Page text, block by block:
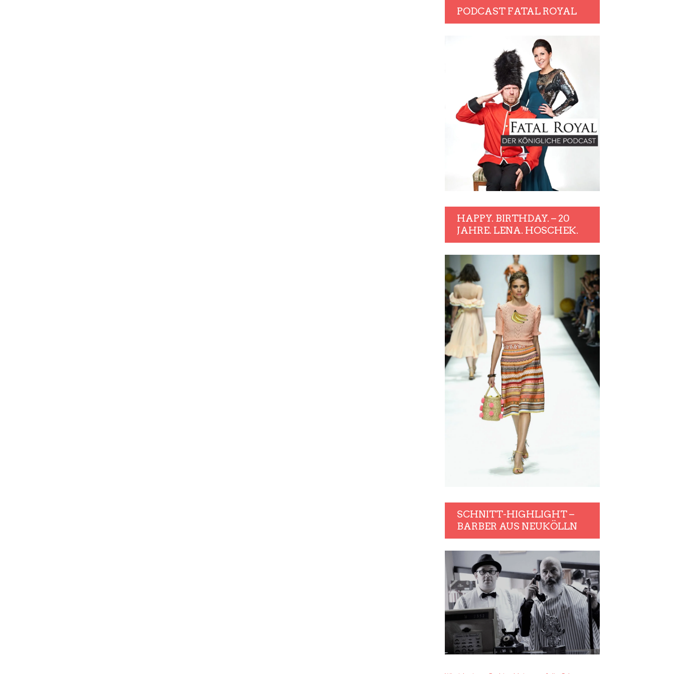
PODCAST FATAL ROYAL
HAPPY. BIRTHDAY. – 20
JAHRE. LENA. HOSCHEK.
SCHNITT-HIGHLIGHT –
BARBER AUS NEUKÖLLN